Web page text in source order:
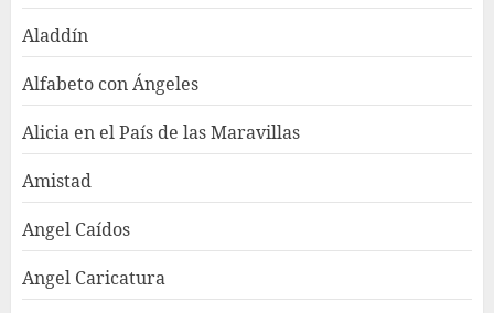
Aladdín
Alfabeto con Ángeles
Alicia en el País de las Maravillas
Amistad
Angel Caídos
Angel Caricatura